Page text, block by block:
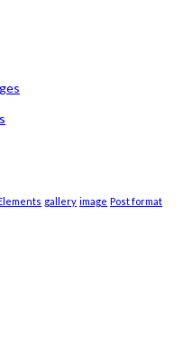
gallery image Post format